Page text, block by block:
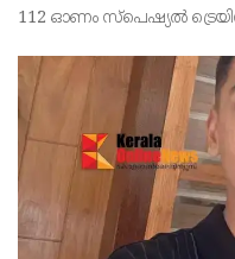
112 ഓണം സ്പെഷ്യൽ
ട്രെയിനുകൾ ഓടുക. മറുനാടൻ